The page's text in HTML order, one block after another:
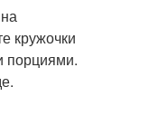
кружочки
порциями.